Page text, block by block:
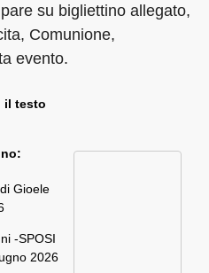
su bigliettino allegato,
Comunione,
evento.
il testo
Gioele
-SPOSI
2026